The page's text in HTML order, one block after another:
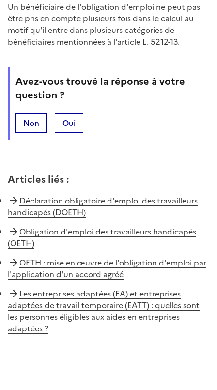
Un bénéficiaire de l'obligation d'emploi ne peut pas
être pris en compte plusieurs fois dans le calcul au
motif qu'il entre dans plusieurs catégories de
bénéficiaires mentionnées à l'article L. 5212-13.
Avez-vous trouvé la réponse à votre
question ?
Non Oui
Articles liés :
Déclaration obligatoire d'emploi des travailleurs
handicapés (DOETH)
Obligation d'emploi des travailleurs handicapés
(OETH)
OETH : mise en œuvre de l'obligation d'emploi par
l'application d'un accord agréé
Les entreprises adaptées (EA) et entreprises
adaptées de travail temporaire (EATT) : quelles sont
les personnes éligibles aux aides en entreprises
adaptées ?